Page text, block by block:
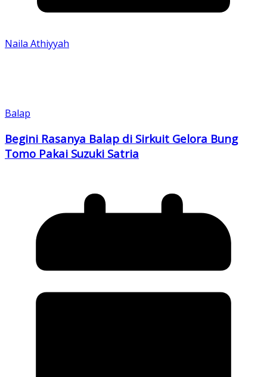
Naila Athiyyah
Balap
Begini Rasanya Balap di Sirkuit Gelora Bung
Tomo Pakai Suzuki Satria